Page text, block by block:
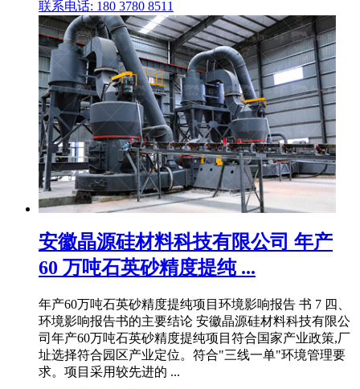
联系电话: 180 3780 8511
安徽晶源硅材料科技有限公司 年产
60 万吨石英砂精度提纯 ...
年产60万吨石英砂精度提纯项目环境影响报告 书 7 四、
环境影响报告书的主要结论 安徽晶源硅材料科技有限公
司年产60万吨石英砂精度提纯项目符合国家产业政策,厂
址选择符合园区产业定位。符合"三线一单"环境管理要
求。项目采用较先进的 ...